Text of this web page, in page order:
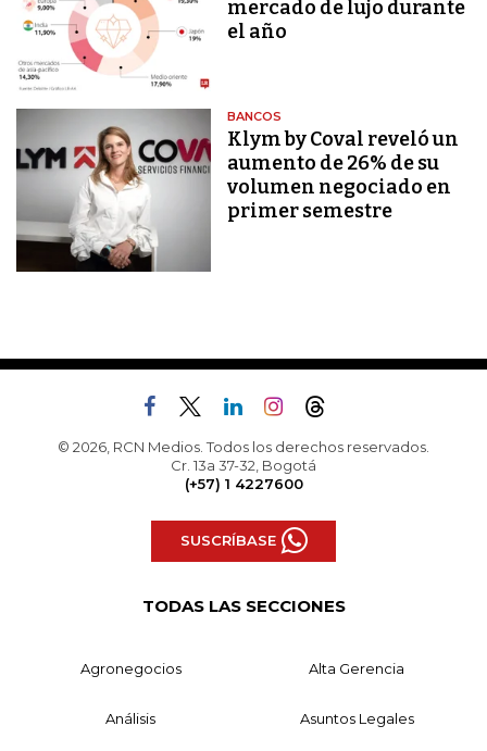
mercado de lujo durante
el año
BANCOS
Klym by Coval reveló un
aumento de 26% de su
volumen negociado en
primer semestre
© 2026, RCN Medios. Todos los derechos reservados.
Cr. 13a 37-32, Bogotá
(+57) 1 4227600
SUSCRÍBASE
TODAS LAS SECCIONES
Agronegocios Alta Gerencia
Análisis Asuntos Legales